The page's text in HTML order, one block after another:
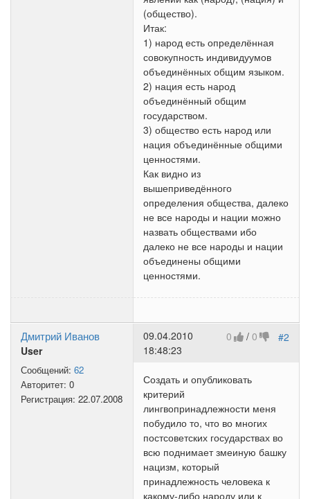
(общество).
Итак:
1) народ есть определённая
совокупность индивидуумов
объединённых общим языком.
2) нация есть народ
объединённый общим
государством.
3) общество есть народ или
нация объединённые общими
ценностями.
Как видно из
вышеприведённого
определения общества, далеко
не все народы и нации можно
назвать обществами ибо
далеко не все народы и нации
объединены общими
ценностями.
Дмитрий Иванов
User
Сообщений: 62
Авторитет: 0
Регистрация: 22.07.2008
#2
0 / 0
09.04.2010
18:48:23
Создать и опубликовать
критерий
лингвопринадлежности меня
побудило то, что во многих
постсоветских государствах во
всю поднимает змеиную башку
нацизм, который
принадлежность человека к
какому-либо народу или к